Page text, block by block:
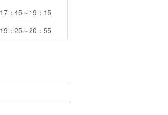
17：45～19：15
19：25～20：55